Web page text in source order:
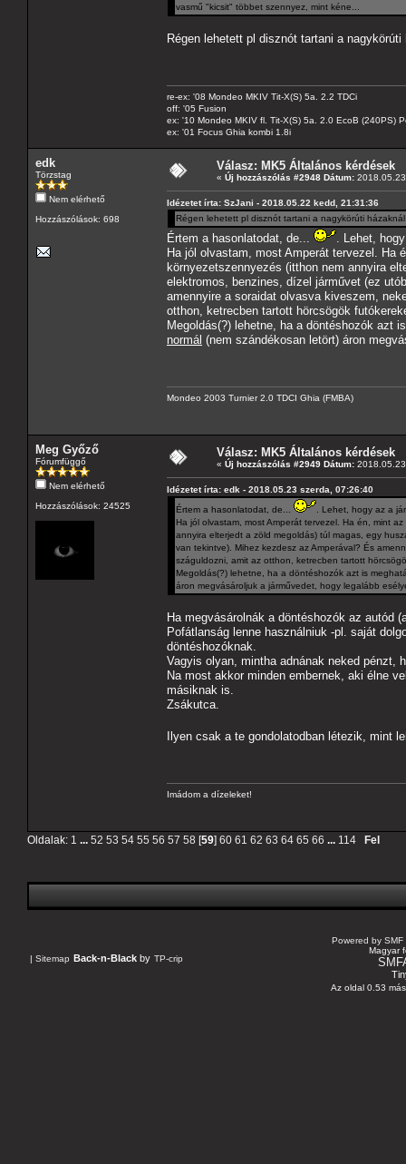
vasmű "kicsit" többet szennyez, mint kéne...
Régen lehetett pl disznót tartani a
re-ex: '08 Mondeo MKIV Tit-X(S) 5a. 2.2 TDCi
off: '05 Fusion
ex: '10 Mondeo MKIV fl. Tit-X(S) 5a. 2.0 EcoB (240PS)
ex: '01 Focus Ghia kombi 1.8i
edk
Törzstag
Nem elérhető
Hozzászólások: 698
Válasz: MK5 Általános kérdések
« Új hozzászólás #2948 Dátum:
Idézetet írta: SzJani - 2018.05.22 kedd, 21:31:36
Régen lehetett pl disznót tartani a nagykörúti
Értem a hasonlatodat, de...
. Lehet,
Ha jól olvastam, most Amperát tervezel. Ha
környezetszennyezés (itthon nem annyira
elektromos, benzines, dízel járművet (ez
amennyire a soraidat olvasva kiveszem,
otthon, ketrecben tartott hörcsögök
Megoldás(?) lehetne, ha a döntéshozók azt
normál (nem szándékosan letört) áron
Mondeo 2003 Turnier 2.0 TDCI Ghia (FMBA)
Meg Győző
Fórumfüggő
Nem elérhető
Hozzászólások: 24525
Válasz: MK5 Általános kérdések
« Új hozzászólás #2949 Dátum:
Idézetet írta: edk - 2018.05.23 szerda, 07:26:40
Értem a hasonlatodat, de...
. Lehet, hogy az a
Ha jól olvastam, most Amperát tervezel. Ha én, mint
annyira elterjedt a zöld megoldás) túl magas, egy
van tekintve). Mihez kezdesz az Amperával? És
száguldozni, amit az otthon, ketrecben tartott
Megoldás(?) lehetne, ha a döntéshozók azt is
áron megvásároljuk a járművedet, hogy legalább
Ha megvásárolnák a döntéshozók az autód
Pofátlanság lenne használniuk -pl. saját
döntéshozóknak.
Vagyis olyan, mintha adnának neked pénzt,
Na most akkor minden embernek, aki élne
másiknak is.
Zsákutca.
Ilyen csak a te gondolatodban létezik, mint
Imádom a dízeleket!
Oldalak: 1 ... 52 53 54 55 56 57 58 [59] 60 61 62 63 64 65 66 ... 114 Fel
| Sitemap Back-n-Black by TP-crip
Powered by SMF
Magyar
Az oldal 0.53